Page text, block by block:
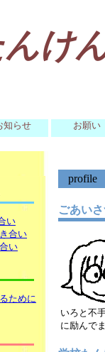
け
知らせ お願い
い
合い
い
ために
profile
ごあい
いろと不
に励んで